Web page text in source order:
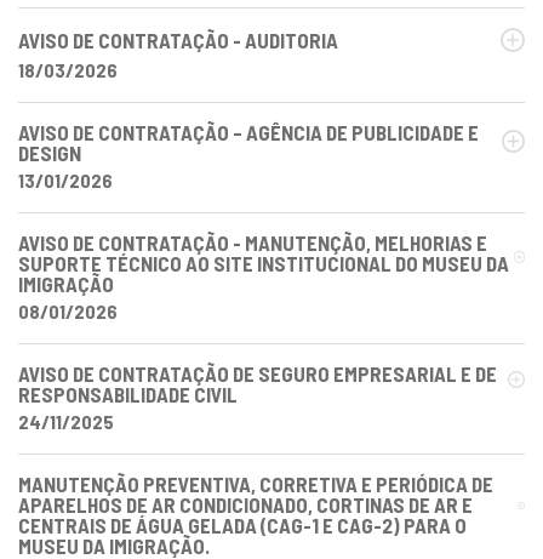
AVISO DE CONTRATAÇÃO - AUDITORIA
18/03/2026
AVISO DE CONTRATAÇÃO – AGÊNCIA DE PUBLICIDADE E
DESIGN
13/01/2026
AVISO DE CONTRATAÇÃO - MANUTENÇÃO, MELHORIAS E
SUPORTE TÉCNICO AO SITE INSTITUCIONAL DO MUSEU DA
IMIGRAÇÃO
08/01/2026
AVISO DE CONTRATAÇÃO DE SEGURO EMPRESARIAL E DE
RESPONSABILIDADE CIVIL
24/11/2025
MANUTENÇÃO PREVENTIVA, CORRETIVA E PERIÓDICA DE
APARELHOS DE AR CONDICIONADO, CORTINAS DE AR E
CENTRAIS DE ÁGUA GELADA (CAG-1 E CAG-2) PARA O
MUSEU DA IMIGRAÇÃO.